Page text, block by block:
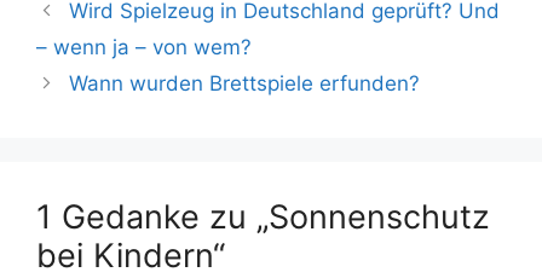
Wird Spielzeug in Deutschland geprüft? Und
– wenn ja – von wem?
Wann wurden Brettspiele erfunden?
1 Gedanke zu „Sonnenschutz
bei Kindern“